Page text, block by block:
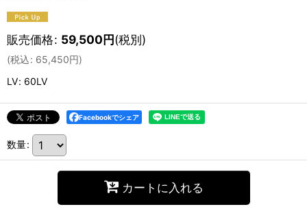
販売価格: 59,500円(税別)
(税込: 65,450円)
LV: 60LV
Facebookでシェア
数量:
カートに入れる